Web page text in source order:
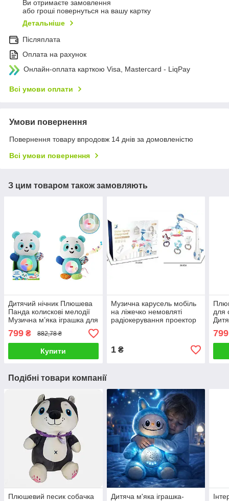
Ви отримаєте замовлення
або гроші повернуться на вашу картку
Детальніше
Післяплата
Оплата на рахунок
Онлайн-оплата карткою Visa, Mastercard - LiqPay
Всі умови оплати
Умови повернення
Повернення товару впродовж 14 днів за домовленістю
Всі умови повернення
З цим товаром також замовляють
Дитячий нічник Плюшева
Панда колискові мелодії
Музична м’яка іграшка для
сну знімний блок
підсвічування
799 ₴ 882,78 ₴
Купити
Музична карусель мобіль
на ліжечко немовляті
радіокерування проектор
1₴
для
799
Подібні товари компанії
Плюшевий песик собачка
Дитяча м'яка іграшка-